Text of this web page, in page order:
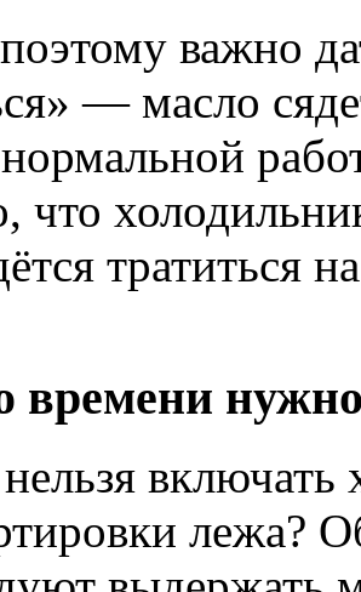
важно
— масло
нормальной
что
тратиться
времени
включать
лежа?